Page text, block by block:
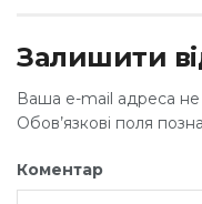
Залишити
Ваша e-mail адреса
Обов’язкові поля
Коментар